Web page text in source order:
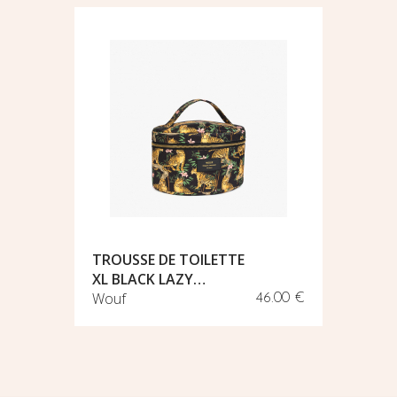
TROUSSE DE TOILETTE
XL BLACK LAZY…
Wouf
46.00 €